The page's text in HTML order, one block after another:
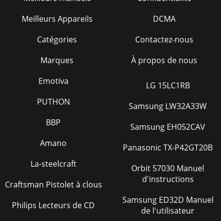
Meilleurs Appareils
Catégories
Marques
DCMA
Contactez-nous
À propos de nous
Emotiva
PUTHON
BBP
Amano
La-steelcraft
Craftsman Pistolet à clous
Philips Lecteurs de CD
LG 15LC1RB
Samsung LW32A33W
Samsung EH052CAV
Panasonic TX-P42GT20B
Orbit 57030 Manuel
d'instructions
Samsung ED32D Manuel
de l'utilisateur